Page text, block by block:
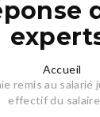
Accueil
remis au
effectif du salaire